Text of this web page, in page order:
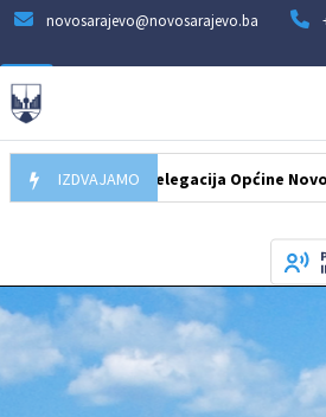
novosarajevo@novosarajevo.ba
IZDVAJAMO
07.08.2026 Delegacija Općine Novo